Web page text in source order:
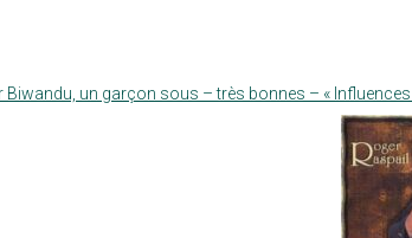
Biwandu, un garçon sous – très bonnes – « Influences